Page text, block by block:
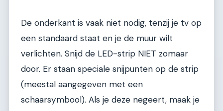
De onderkant is vaak niet nodig, tenzij je tv op
een standaard staat en je de muur wilt
verlichten. Snijd de LED-strip NIET zomaar
door. Er staan speciale snijpunten op de strip
(meestal aangegeven met een
schaarsymbool). Als je deze negeert, maak je